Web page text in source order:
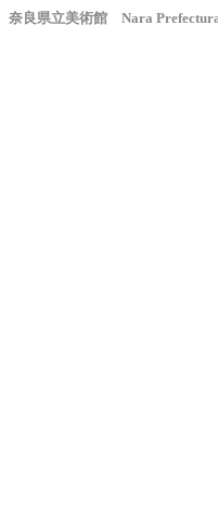
奈良県立美術館 Nara